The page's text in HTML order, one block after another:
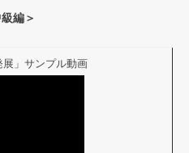
編＞
」サンプル動画